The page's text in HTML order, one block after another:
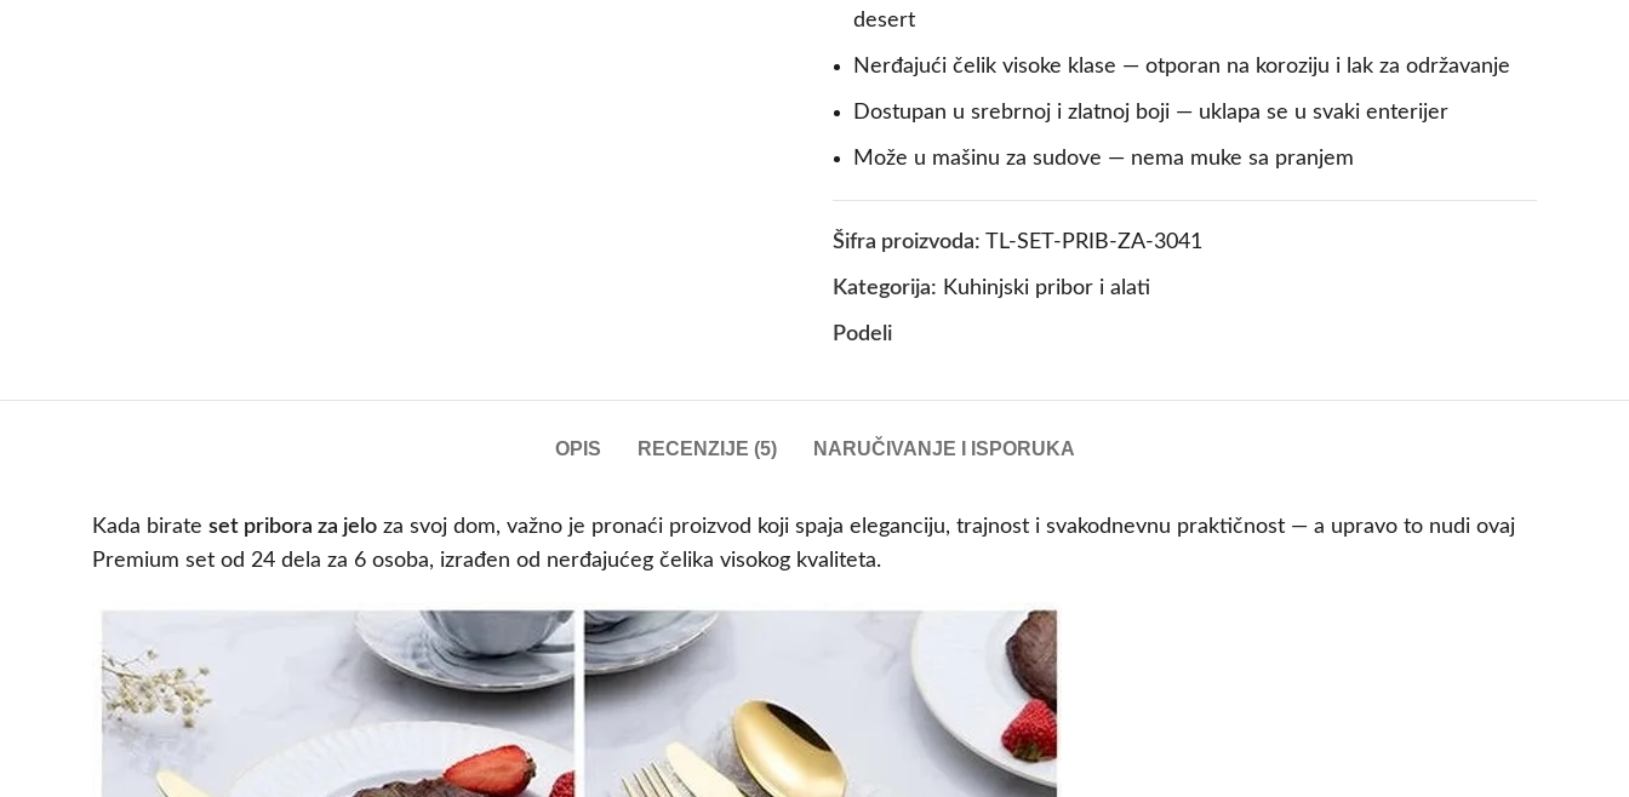
desert
Nerđajući čelik visoke klase — otporan na koroziju i lak za održavanje
Dostupan u srebrnoj i zlatnoj boji — uklapa se u svaki enterijer
Može u mašinu za sudove — nema muke sa pranjem
Šifra proizvoda: TL-SET-PRIB-ZA-3041
Kategorija: Kuhinjski pribor i alati
Podeli
OPIS RECENZIJE (5) NARUČIVANJE I ISPORUKA
Kada birate set pribora za jelo za svoj dom, važno je pronaći proizvod koji spaja eleganciju, trajnost i svakodnevnu praktičnost — a upravo to nudi ovaj
Premium set od 24 dela za 6 osoba, izrađen od nerđajućeg čelika visokog kvaliteta.